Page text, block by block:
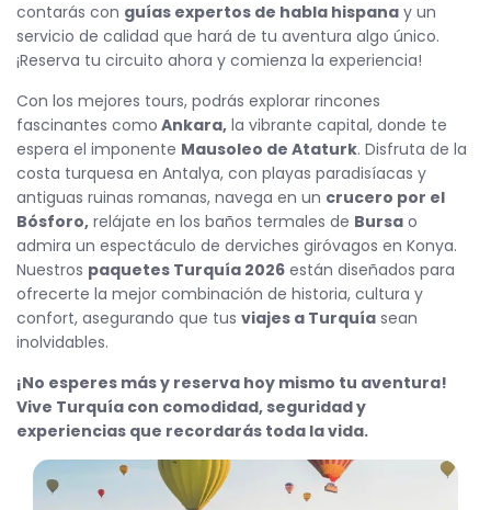
contarás con guías expertos de habla hispana y un
servicio de calidad que hará de tu aventura algo único.
¡Reserva tu circuito ahora y comienza la experiencia!
Con los mejores tours, podrás explorar rincones
fascinantes como Ankara, la vibrante capital, donde te
espera el imponente Mausoleo de Ataturk. Disfruta de la
costa turquesa en Antalya, con playas paradisíacas y
antiguas ruinas romanas, navega en un crucero por el
Bósforo, relájate en los baños termales de Bursa o
admira un espectáculo de derviches giróvagos en Konya.
Nuestros paquetes Turquía 2026 están diseñados para
ofrecerte la mejor combinación de historia, cultura y
confort, asegurando que tus viajes a Turquía sean
inolvidables.
¡No esperes más y reserva hoy mismo tu aventura!
Vive Turquía con comodidad, seguridad y
experiencias que recordarás toda la vida.